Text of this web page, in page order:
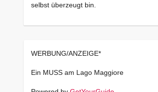
selbst überzeugt bin.
WERBUNG/ANZEIGE*
Ein MUSS am Lago Maggiore